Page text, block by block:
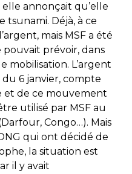
annonçait qu’elle
tsunami. Déjà, à ce
mais MSF a été
prévoir, dans
mobilisation. L’argent
6 janvier, compte
et de ce mouvement
utilisé par MSF au
Congo…). Mais
qui ont décidé de
la situation est
il y avait